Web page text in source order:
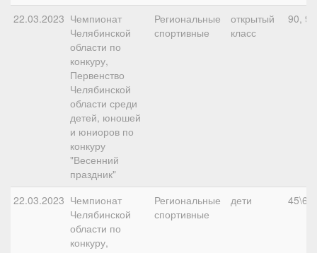
22.03.2023 Чемпионат
Челябинской
области по
конкуру,
Первенство
Челябинской
области среди
детей, юношей
и юниоров по
конкуру
"Весенний
праздник"
Региональные
спортивные
открытый
класс
90,
22.03.2023 Чемпионат
Челябинской
области по
конкуру,
Региональные
спортивные
дети